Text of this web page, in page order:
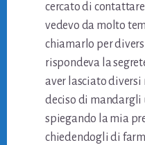
cercato di
vedevo da molto
chiamarlo per
rispondeva la
aver lasciato diversi
deciso di mandargli
spiegando la mia
chiedendogli di